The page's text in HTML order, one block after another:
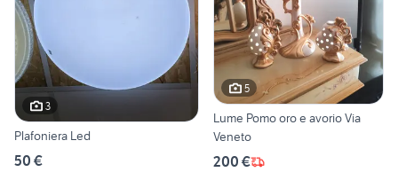
3
Plafoniera Led
50 €
5
Lume Pomo oro e avorio Via
Veneto
200 €